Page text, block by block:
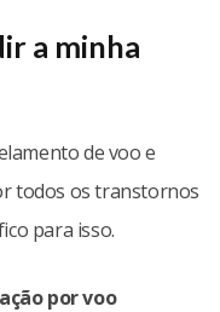
a minha
de voo e
todos os transtornos
para isso.
por voo